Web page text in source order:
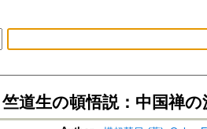
竺道生の頓悟説：中国禅